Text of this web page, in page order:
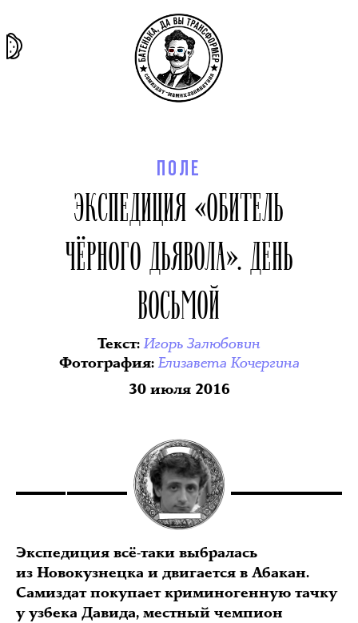
ПОЛЕ
ЭКСПЕДИЦИЯ «ОБИТЕЛЬ
ЧЁРНОГО ДЬЯВОЛА». ДЕНЬ
ВОСЬМОЙ
Текст:Игорь Залюбовин
Фотография:Елизавета Кочергина
30 июля 2016
Экспедиция всё-таки выбралась
из Новокузнецка и двигается в Абакан.
Самиздат покупает криминогенную тачку
у узбека Давида, местный чемпион